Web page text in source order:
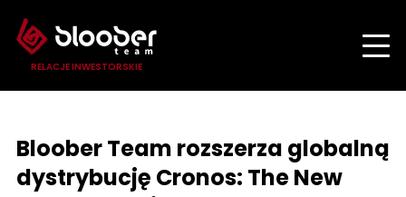
RELACJE INWESTORSKIE
Bloober Team rozszerza globalną
dystrybucję Cronos: The New